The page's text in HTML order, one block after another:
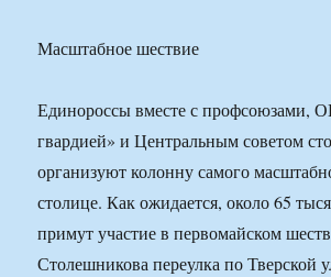
Масштабное шествие
Единороссы вместе с профсоюзами,
гвардией» и Центральным советом
организуют колонну самого
столице. Как ожидается, около 65
примут участие в первомайском
Столешникова переулка по Тверской